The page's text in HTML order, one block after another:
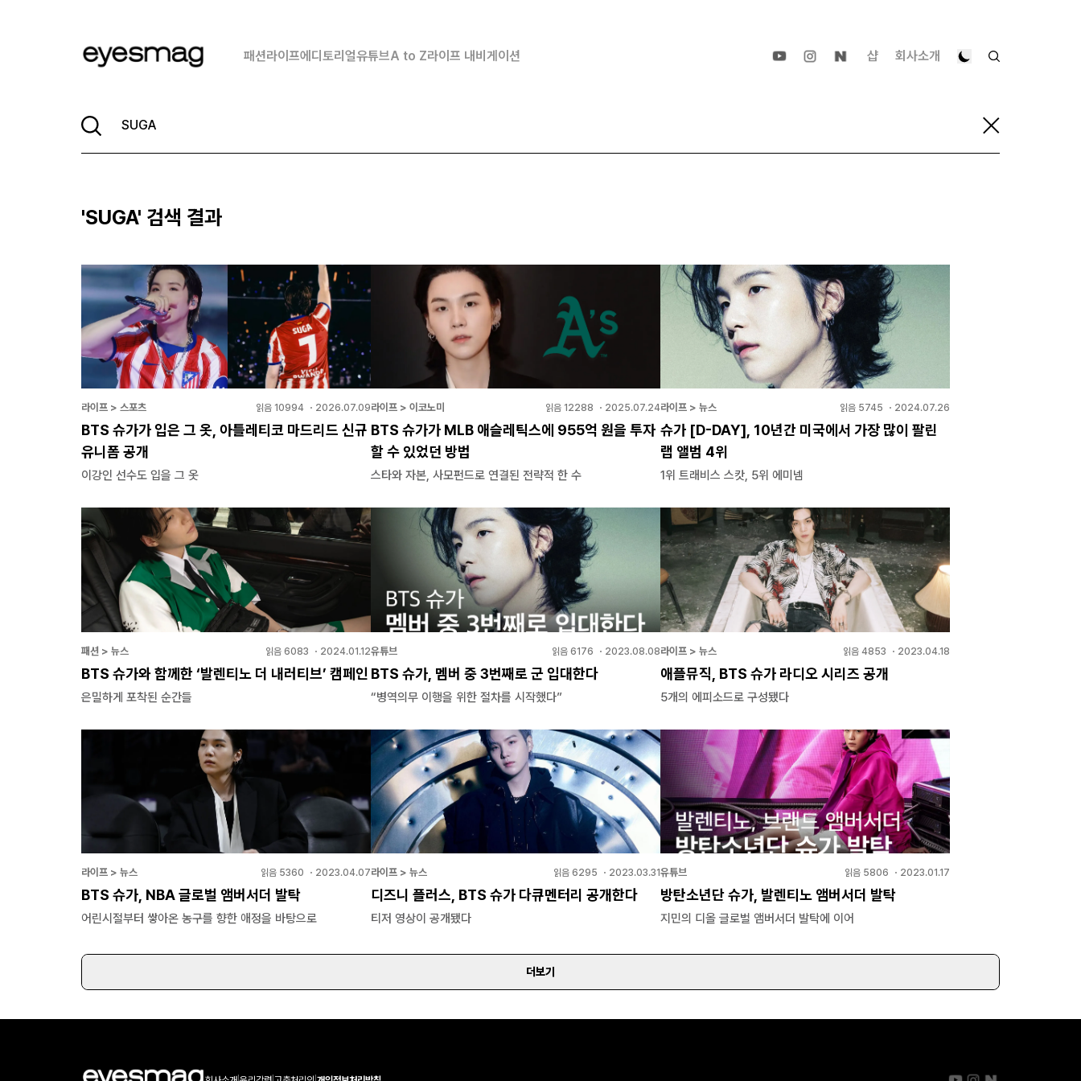
패션라이프에디토리얼유튜브A to Z라이프 내비게이션 샵 회사소개
'SUGA' 검색 결과
라이프 > 스포츠 읽음 10994・ 2026.07.09
BTS 슈가가 입은 그 옷, 아틀레티코 마드리드 신규
유니폼 공개
이강인 선수도 입을 그 옷
라이프 > 이코노미 읽음 12288 ・ 2025.07.24
BTS 슈가가 MLB 애슬레틱스에 955억 원을 투자
할 수 있었던 방법
스타와 자본, 사모펀드로 연결된 전략적 한 수
라이프 > 뉴스 읽음 5745 ・ 2024.07.26
슈가 [D-DAY], 10년간 미국에서 가장 많이 팔린
랩 앨범 4위
1위 트래비스 스캇, 5위 에미넴
패션 > 뉴스 읽음 6083 ・ 2024.01.12
BTS 슈가와 함께한 ‘발렌티노 더 내러티브’ 캠페인
은밀하게 포착된 순간들
유튜브 읽음 6176 ・ 2023.08.08
BTS 슈가, 멤버 중 3번째로 군 입대한다
“병역의무 이행을 위한 절차를 시작했다”
라이프 > 뉴스 읽음 4853 ・ 2023.04.18
애플뮤직, BTS 슈가 라디오 시리즈 공개
5개의 에피소드로 구성됐다
라이프 > 뉴스 읽음 5360 ・ 2023.04.07
BTS 슈가, NBA 글로벌 앰버서더 발탁
어린시절부터 쌓아온 농구를 향한 애정을 바탕으로
라이프 > 뉴스 읽음 6295 ・ 2023.03.31
디즈니 플러스, BTS 슈가 다큐멘터리 공개한다
티저 영상이 공개됐다
유튜브 읽음 5806 ・ 2023.01.17
방탄소년단 슈가, 발렌티노 앰버서더 발탁
지민의 디올 글로벌 앰버서더 발탁에 이어
더보기